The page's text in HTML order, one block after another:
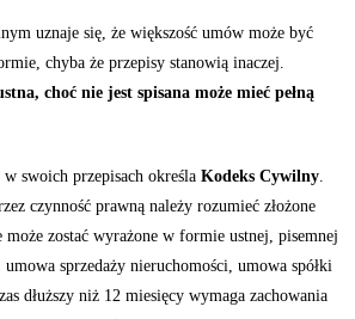
uznaje się, że większość umów może być
chyba że przepisy stanowią inaczej.
choć nie jest spisana może mieć pełną
swoich przepisach określa Kodeks Cywilny
czynność prawną należy rozumieć złożone
zostać wyrażone w formie ustnej, pisemnej
sprzedaży nieruchomości, umowa spółki
dłuższy niż 12 miesięcy wymaga zachowania